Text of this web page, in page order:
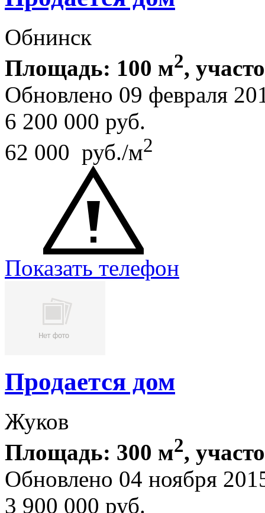
Обнинск
Площадь: 100 м2,
Обновлено 09 февраля
6 200 000 руб.
62 000 руб./м2
Показать телефон
Продается дом
Жуков
Площадь: 300 м2,
Обновлено 04 ноября
3 900 000 руб.